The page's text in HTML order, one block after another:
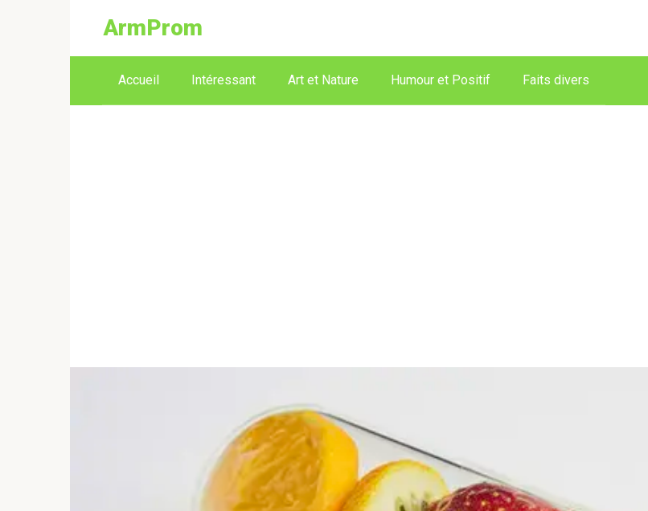
ArmProm
Accueil Intéressant Art et Nature Humour et Positif Faits divers